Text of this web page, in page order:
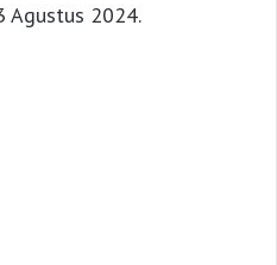
Agustus 2024.